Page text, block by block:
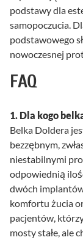
podstawy dla
samopoczucia.
podstawowego
nowoczesnej
FAQ
1. Dla kogo
Belka Doldera
bezzębnym,
niestabilnymi
odpowiednią
dwóch
komfortu żucia
pacjentów,
mosty stałe, ale